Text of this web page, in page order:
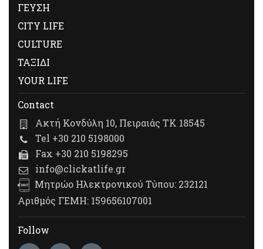
ΓΕΥΣΗ
CITY LIFE
CULTURE
ΤΑΞΙΔΙ
YOUR LIFE
Contact
Ακτή Κονδύλη 10, Πειραιάς ΤΚ 18545
Tel +30 210 5198000
Fax +30 210 5198295
info@clickatlife.gr
Μητρώο Ηλεκτρονικού Τύπου: 232121
Αριθμός ΓΕΜΗ: 159656107001
Follow